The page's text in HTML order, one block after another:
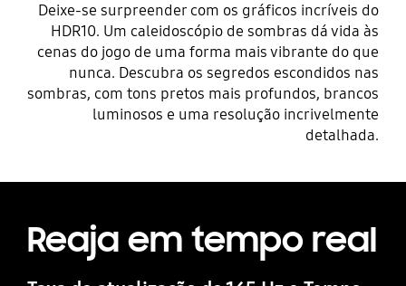
Deixe-se surpreender com os gráficos incríveis do
HDR10. Um caleidoscópio de sombras dá vida às
cenas do jogo de uma forma mais vibrante do que
nunca. Descubra os segredos escondidos nas
sombras, com tons pretos mais profundos, brancos
luminosos e uma resolução incrivelmente
detalhada.
Reaja em tempo real